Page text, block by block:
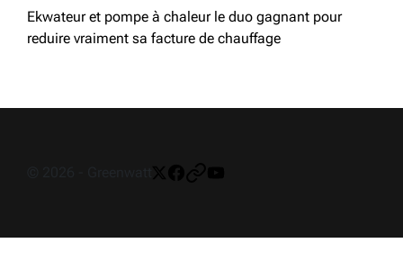
Ekwateur et pompe à chaleur le duo gagnant pour
reduire vraiment sa facture de chauffage